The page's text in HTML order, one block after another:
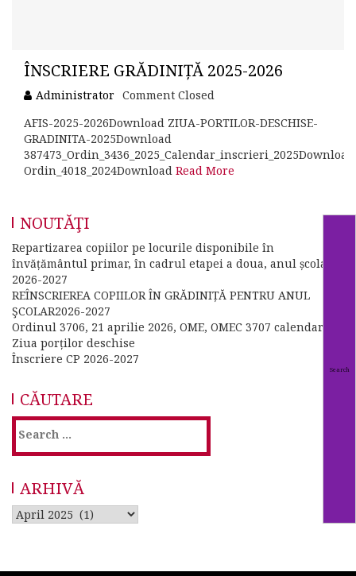
ÎNSCRIERE GRĂDINIȚĂ 2025-2026
Administrator Comment Closed
AFIS-2025-2026Download ZIUA-PORTILOR-DESCHISE-
GRADINITA-2025Download
387473_Ordin_3436_2025_Calendar_inscrieri_2025Download
Ordin_4018_2024Download Read More
NOUTĂŢI
Repartizarea copiilor pe locurile disponibile în
învățământul primar, în cadrul etapei a doua, anul școlar
2026-2027
REÎNSCRIEREA COPIILOR ÎN GRĂDINIȚĂ PENTRU ANUL
ŞCOLAR2026-2027
Ordinul 3706, 21 aprilie 2026, OME, OMEC 3707 calendar
Ziua porților deschise
Înscriere CP 2026-2027
CĂUTARE
Search
for:
ARHIVĂ
Arhivă